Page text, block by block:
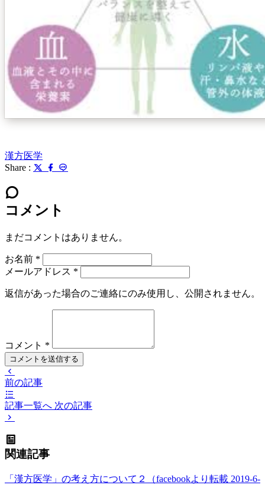
漢方医学
Share :
コメント
まだコメントはありません。
お名前 *
メールアドレス *
返信があった場合のご連絡にのみ使用し、公開されません。
コメント *
コメントを送信する
前の記事
記事一覧へ 次の記事
関連記事
「漢方医学」の考え方について２（facebookより転載 2019-6-